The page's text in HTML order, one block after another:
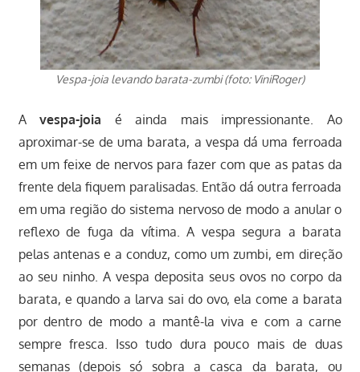
Vespa-joia levando barata-zumbi (foto: ViniRoger)
A vespa-joia é ainda mais impressionante. Ao
aproximar-se de uma barata, a vespa dá uma ferroada
em um feixe de nervos para fazer com que as patas da
frente dela fiquem paralisadas. Então dá outra ferroada
em uma região do sistema nervoso de modo a anular o
reflexo de fuga da vítima. A vespa segura a barata
pelas antenas e a conduz, como um zumbi, em direção
ao seu ninho. A vespa deposita seus ovos no corpo da
barata, e quando a larva sai do ovo, ela come a barata
por dentro de modo a mantê-la viva e com a carne
sempre fresca. Isso tudo dura pouco mais de duas
semanas (depois só sobra a casca da barata, ou